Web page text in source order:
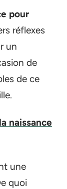
pour
réflexes
un
de
de ce
naissance
une
quoi